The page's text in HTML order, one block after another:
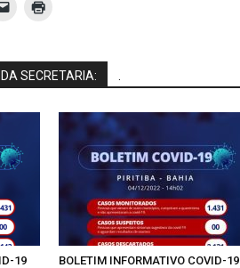
SECRETARIA:
19
BOLETIM INFORMATIVO COVID-19